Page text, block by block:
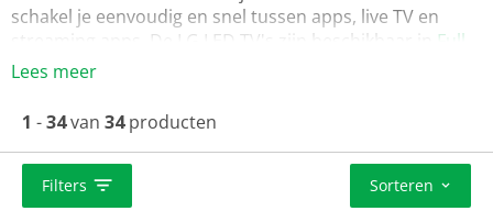
schakel je eenvoudig en snel tussen apps, live TV en
streaming apps. De LG LED TV's zijn beschikbaar in Full
HD,4K Ultra HD
de markt bracht. Inmiddels heeft LG het aanbod OLED
TV's flink uitgebreid en heb je keuze uit een ruim
assortiment OLED TV's.
Lees meer
1 -34van 34producten
Filters Sorteren